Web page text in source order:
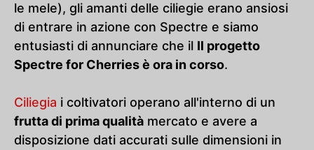
le mele), gli amanti delle ciliegie erano ansiosi
di entrare in azione con Spectre e siamo
entusiasti di annunciare che il Il progetto
Spectre for Cherries è ora in corso.
Ciliegia i coltivatori operano all'interno di un
frutta di prima qualità mercato e avere a
disposizione dati accurati sulle dimensioni in